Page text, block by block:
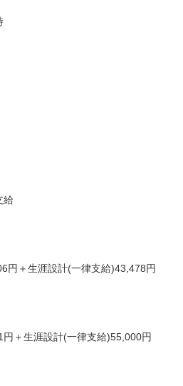
給
円＋生涯設計(一律支給)43,478円
＋生涯設計(一律支給)55,000円